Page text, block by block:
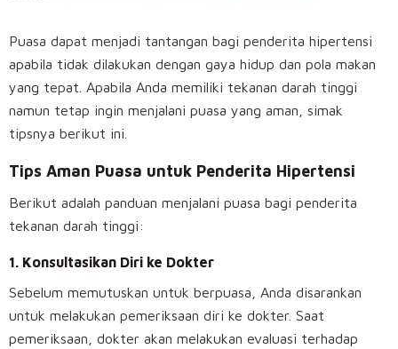
Puasa dapat menjadi tantangan bagi penderita hipertensi
apabila tidak dilakukan dengan gaya hidup dan pola makan
yang tepat. Apabila Anda memiliki tekanan darah tinggi
namun tetap ingin menjalani puasa yang aman, simak
tipsnya berikut ini.
Tips Aman Puasa untuk Penderita Hipertensi
Berikut adalah panduan menjalani puasa bagi penderita
tekanan darah tinggi:
1. Konsultasikan Diri ke Dokter
Sebelum memutuskan untuk berpuasa, Anda disarankan
untuk melakukan pemeriksaan diri ke dokter. Saat
pemeriksaan, dokter akan melakukan evaluasi terhadap